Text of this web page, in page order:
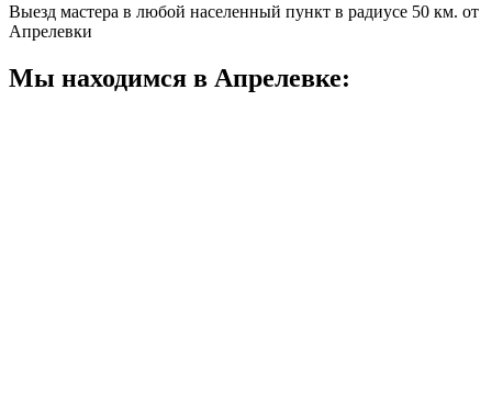
Выезд мастера в любой населенный пункт в радиусе 50 км. от
Апрелевки
Мы находимся в Апрелевке: